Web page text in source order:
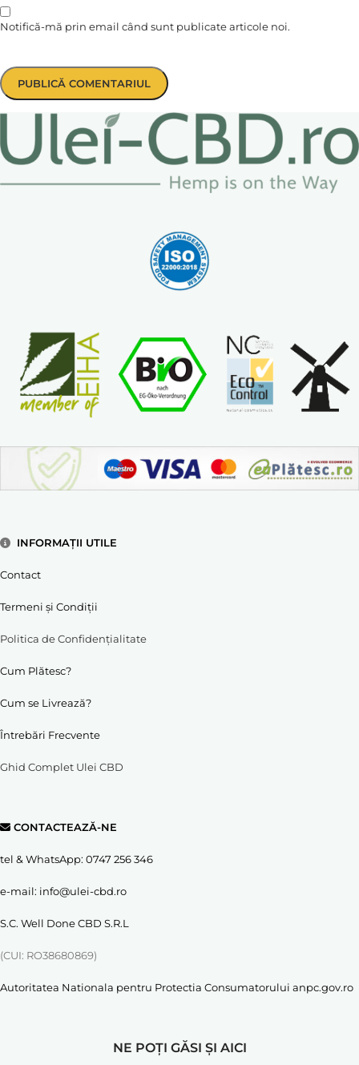
Notifică-mă prin email când sunt publicate articole noi.
INFORMAȚII UTILE
Contact
Termeni și Condiții
Politica de Confidențialitate
Cum Plătesc?
Cum se Livrează?
Întrebări Frecvente
Ghid Complet Ulei CBD
CONTACTEAZĂ-NE
tel & WhatsApp: 0747 256 346
e-mail: info@ulei-cbd.ro
S.C. Well Done CBD S.R.L
(CUI: RO38680869)
Autoritatea Nationala pentru Protectia Consumatorului anpc.gov.ro
NE POȚI GĂSI ȘI AICI